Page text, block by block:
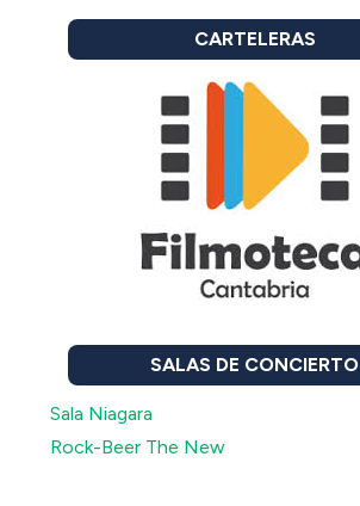
CARTELERAS
SALAS DE CONCIERTO
Sala Niagara
Rock-Beer The New